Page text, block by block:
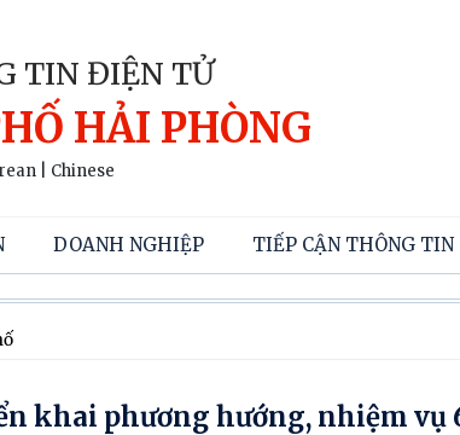
TIN ĐIỆN TỬ
HẢI PHÒNG
Chinese
DOANH NGHIỆP TIẾP CẬN THÔNG TIN
khai phương hướng, nhiệm vụ